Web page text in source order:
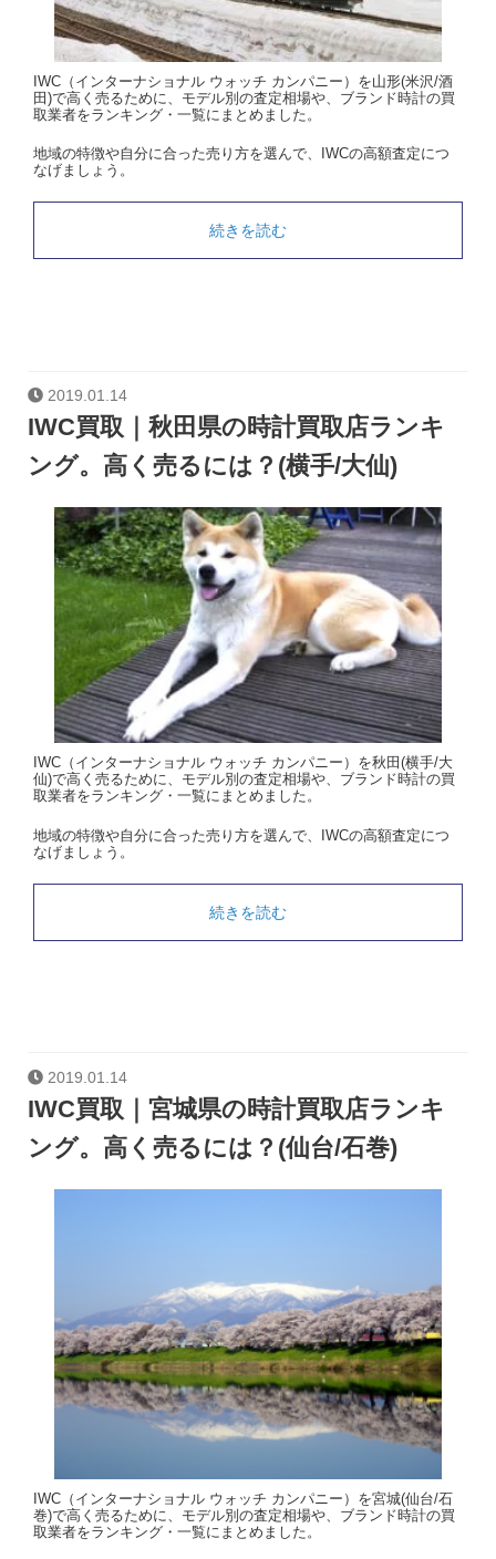
IWC（インターナショナル ウォッチ カンパニー）を山形(米沢/酒
田)で高く売るために、モデル別の査定相場や、ブランド時計の買
取業者をランキング・一覧にまとめました。
地域の特徴や自分に合った売り方を選んで、IWCの高額査定につ
なげましょう。
続きを読む
2019.01.14
IWC買取｜秋田県の時計買取店ランキ
ング。高く売るには？(横手/大仙)
IWC（インターナショナル ウォッチ カンパニー）を秋田(横手/大
仙)で高く売るために、モデル別の査定相場や、ブランド時計の買
取業者をランキング・一覧にまとめました。
地域の特徴や自分に合った売り方を選んで、IWCの高額査定につ
なげましょう。
続きを読む
2019.01.14
IWC買取｜宮城県の時計買取店ランキ
ング。高く売るには？(仙台/石巻)
IWC（インターナショナル ウォッチ カンパニー）を宮城(仙台/石
巻)で高く売るために、モデル別の査定相場や、ブランド時計の買
取業者をランキング・一覧にまとめました。